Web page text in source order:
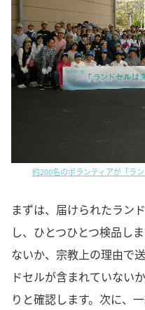
約200名のボランティアが「ラ
まずは、届けられたラン
し、ひとつひとつ検品し
ないか、宗教上の理由で
ドセルが含まれていない
りと確認します。次に、